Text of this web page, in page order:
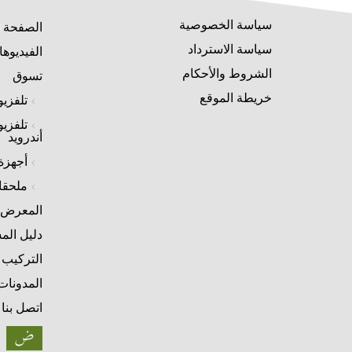
الصفحة
تسوق
أندرويد
المعرض
دليل
التركيب
اتصل بنا
سياسة الخصوصية
سياسة الاسترداد
الشروط والأحكام
خريطة الموقع